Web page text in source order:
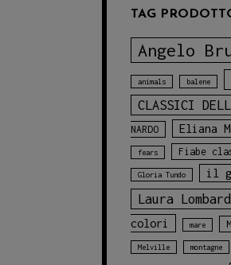
TAG
Angelo
animals balene
CLASSICI
NARDO
Eliana
fears Fiabe
Gloria Tundo il
Laura
colori
mare
Melville montagne